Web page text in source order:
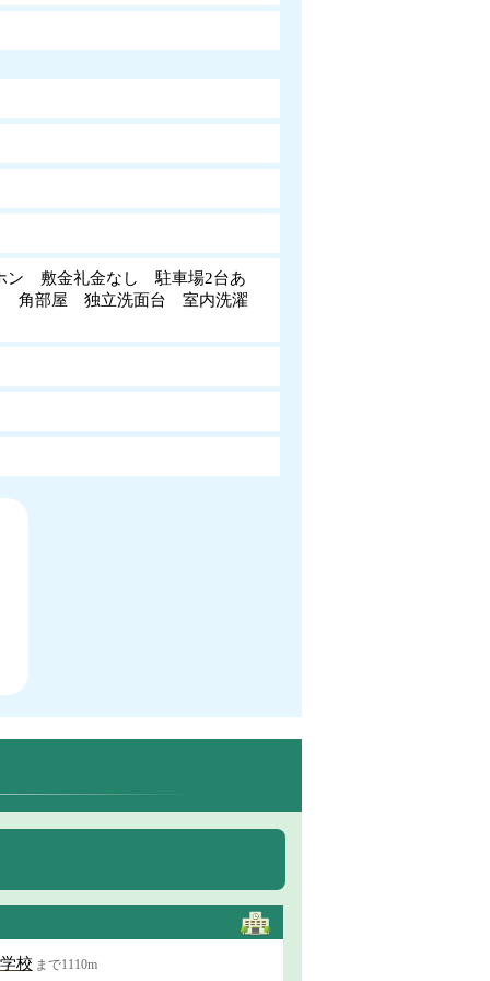
ン 敷金礼金なし 駐車場2台あ
角部屋 独立洗面台 室内洗濯
校 まで1110m